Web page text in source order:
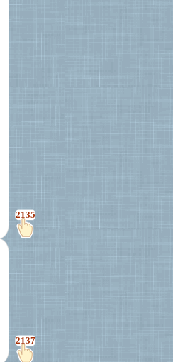
2135
2137